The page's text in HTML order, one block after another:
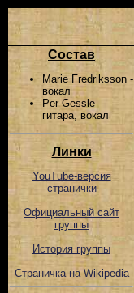
Состав
Marie Fredriksson -
вокал
Per Gessle -
гитара, вокал
Линки
YouTube-версия
странички
Официальный сайт
группы
История группы
Страничка на Wikipedia